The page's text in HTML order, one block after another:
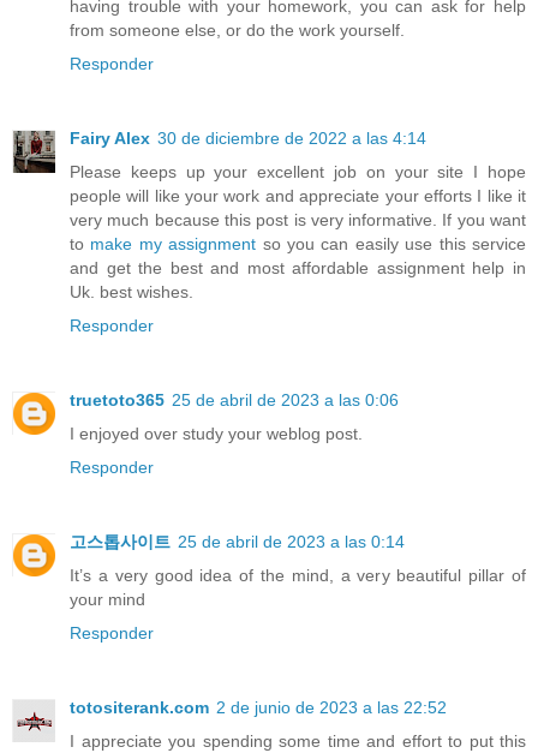
having trouble with your homework, you can ask for help
from someone else, or do the work yourself.
Responder
Fairy Alex 30 de diciembre de 2022 a las 4:14
Please keeps up your excellent job on your site I hope
people will like your work and appreciate your efforts I like it
very much because this post is very informative. If you want
to make my assignment so you can easily use this service
and get the best and most affordable assignment help in
Uk. best wishes.
Responder
truetoto365 25 de abril de 2023 a las 0:06
I enjoyed over study your weblog post.
Responder
고스톱사이트 25 de abril de 2023 a las 0:14
It’s a very good idea of the mind, a very beautiful pillar of
your mind
Responder
totositerank.com 2 de junio de 2023 a las 22:52
I appreciate you spending some time and effort to put this